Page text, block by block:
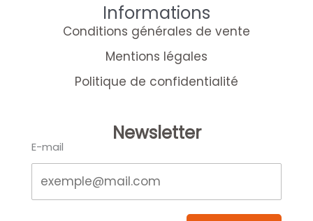
Informations
Conditions générales de vente
Mentions légales
Politique de confidentialité
Newsletter
E-mail